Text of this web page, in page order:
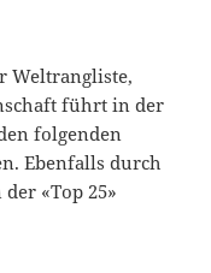
Weltrangliste,
führt in der
folgenden
Ebenfalls durch
«Top 25»